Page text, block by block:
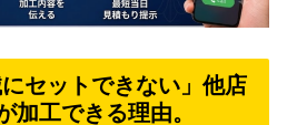
にセットできない」他店
加工できる理由。